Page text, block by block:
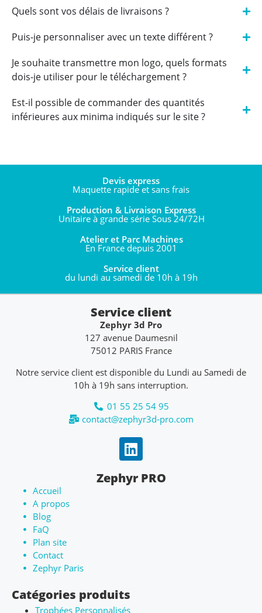
Quels sont vos délais de livraisons ?
Puis-je personnaliser avec un texte différent ?
Je souhaite transmettre mon logo, quels formats
dois-je utiliser pour le téléchargement ?
Est-il possible de commander des quantités
inférieures aux minima indiqués sur le site ?
Devis express
Maquette rapide et sans frais
Production & Livraison Express
Unitaire à grande série Sous 24/72H
Atelier et Parc Machines
En France depuis 2001
Service client
du lundi au samedi de 10h à 19h
Service client
Zephyr 3d Pro
127 avenue Daumesnil
75012 PARIS France
Notre service client est disponible du Lundi au Samedi de
10h à 19h sans interruption.
01 55 25 54 95
contact@zephyr3d-pro.com
Zephyr PRO
Accueil
A propos
Blog
FaQ
Plan site
Contact
Zephyr Paris
Catégories produits
Trophées Personnalisés